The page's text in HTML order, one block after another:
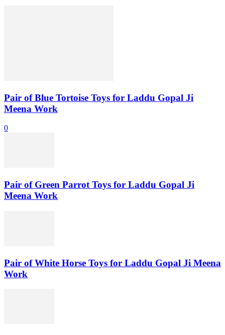
Pair of Blue Tortoise Toys for Laddu Gopal Ji
Meena Work
0
Pair of Green Parrot Toys for Laddu Gopal Ji
Meena Work
Pair of White Horse Toys for Laddu Gopal Ji Meena
Work